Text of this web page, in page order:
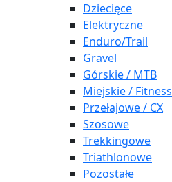
Dziecięce
Elektryczne
Enduro/Trail
Gravel
Górskie / MTB
Miejskie / Fitness
Przełajowe / CX
Szosowe
Trekkingowe
Triathlonowe
Pozostałe